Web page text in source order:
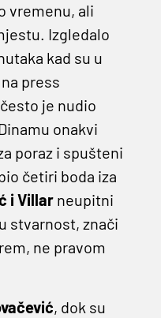
vremenu, ali
Izgledalo
kad su u
press
je nudio
onakvi
poraz i spušteni
četiri boda iza
i Villar neupitni
stvarnost, znači
ne pravom
, dok su